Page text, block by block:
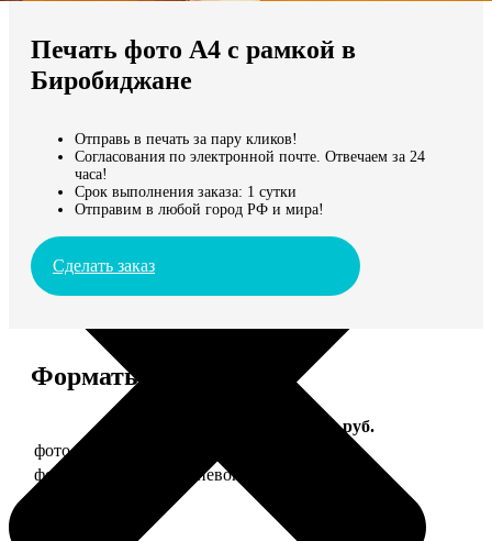
Мы доставляем по всему миру
Продолжить без города
Печать фото А4 с рамкой в
Биробиджане
Отправь в печать за пару кликов!
Согласования по электронной почте. Отвечаем за 24
часа!
Срок выполнения заказа: 1 сутки
Отправим в любой город РФ и мира!
Сделать заказ
Форматы и цены
Цена, руб.
фото 20х30 в деревянной рамке
фото 20х30 в алюминиевой рамке